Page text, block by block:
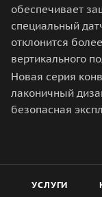
обеспечивает
специальный
отклонится
вертикального
Новая серия
лаконичный
безопасная
УСЛУГИ